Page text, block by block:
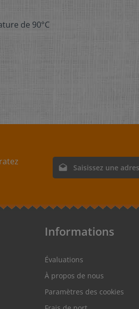
de 90°C
Adresse e-mail*
Informations
Évaluations
À propos de nous
Paramètres des cookies